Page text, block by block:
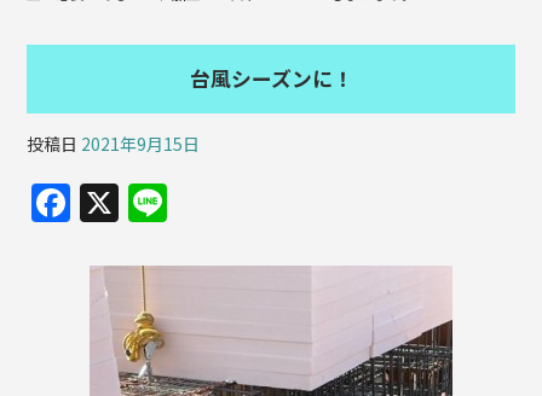
台風シーズンに！
投稿日 2021年9月15日
F
c
X
e